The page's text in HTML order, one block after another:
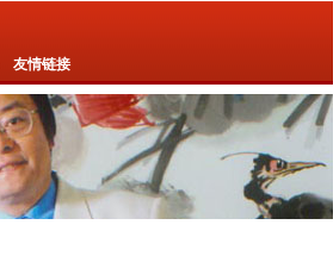
友情链接